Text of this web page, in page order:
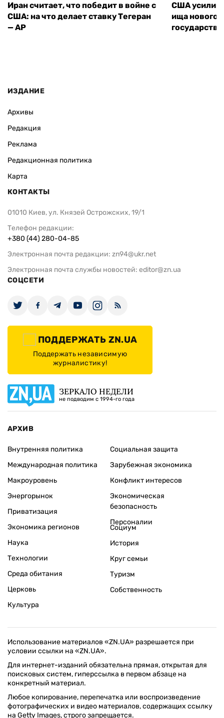
Иран считает, что победит в войне с
США: на что делает ставку Тегеран
— AP
США
ища нового
ИЗДАНИЕ
Архивы
Редакция
Реклама
Редакционная политика
Карта
КОНТАКТЫ
01010 Киев, ул. Князей Острожских, 19/1
Телефон редакции:
+380 (44) 280-04-85
Электронная почта редакции: zn94@ukr.net
Электронная почта службы новостей: editor@zn.ua
СОЦСЕТИ
ПОДДЕРЖАТЬ ZN.UA
Поддержать независимую
журналистику!
ЗЕРКАЛО НЕДЕЛИ
не подводим с 1994-го года
АРХИВ
Внутренняя политика
Международная политика
Макроуровень
Энергорынок
Приватизация
Экономика регионов
Социальная защита
Зарубежная экономика
Конфликт интересов
Экономическая
безопасность
Персоналии
Наука
Технологии
Среда обитания
Церковь
Культура
Социум
История
Круг семьи
Туризм
Собственность
Использование материалов «ZN.UA» разрешается при
условии ссылки на «ZN.UA».
Для интернет-изданий обязательна прямая, открытая для
поисковых систем, гиперссылка в первом абзаце на
конкретный материал.
Любое копирование, перепечатка или воспроизведение
фотографических и видео материалов, содержащих ссылку
на Getty Images, строго запрещается.